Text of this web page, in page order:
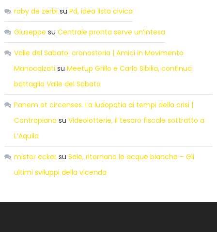
roby de zerbi su Pd, idea lista civica
Giuseppe su Centrale pronta serve un’intesa
Valle del Sabato: cronostoria | Amici in Movimento
Manocalzati su Meetup Grillo e Carlo Sibilia, continua
battaglia Valle del Sabato
Panem et circenses. La ludopatia ai tempi della crisi |
Contropiano su Videolotterie, il tesoro fiscale sottratto a
L’Aquila
mister eckersu Sele, ritornano le acque bianche – Gli
ultimi sviluppi della vicenda